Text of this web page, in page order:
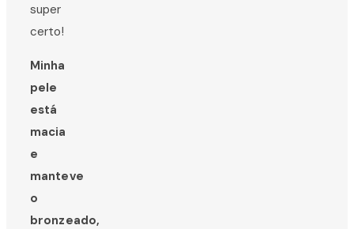
super
certo!
Minha
pele
está
macia
e
manteve
o
bronzeado,